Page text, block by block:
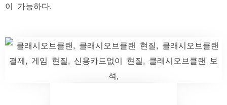
이 가능하다.